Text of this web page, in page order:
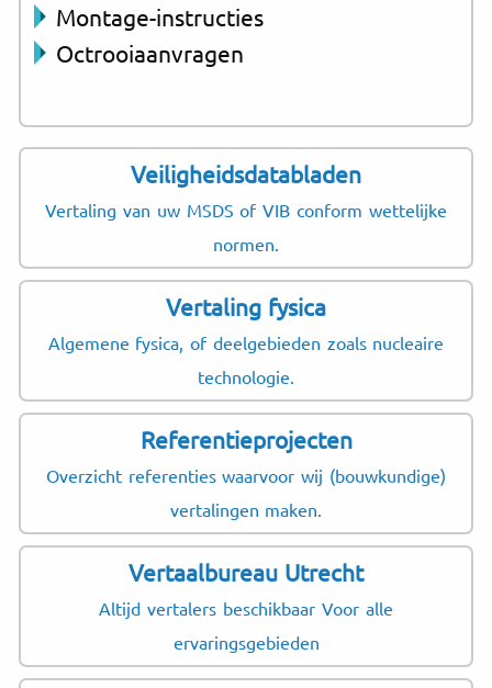
Montage-instructies
Octrooiaanvragen
Veiligheidsdatabladen
Vertaling van uw MSDS of VIB conform wettelijke
normen.
Vertaling fysica
Algemene fysica, of deelgebieden zoals nucleaire
technologie.
Referentieprojecten
Overzicht referenties waarvoor wij (bouwkundige)
vertalingen maken.
Vertaalbureau Utrecht
Altijd vertalers beschikbaar Voor alle
ervaringsgebieden